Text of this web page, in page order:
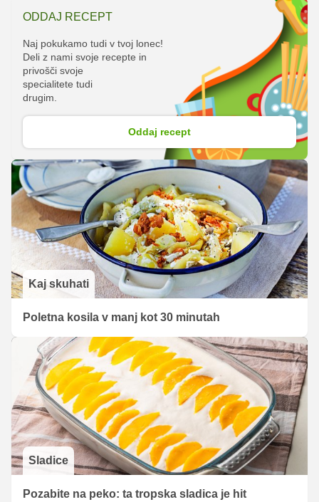
ODDAJ RECEPT
Naj pokukamo tudi v tvoj lonec!
Deli z nami svoje recepte in
privošči svoje
specialitete tudi
drugim.
Oddaj recept
Kaj skuhati
Poletna kosila v manj kot 30 minutah
Sladice
Pozabite na peko: ta tropska sladica je hit